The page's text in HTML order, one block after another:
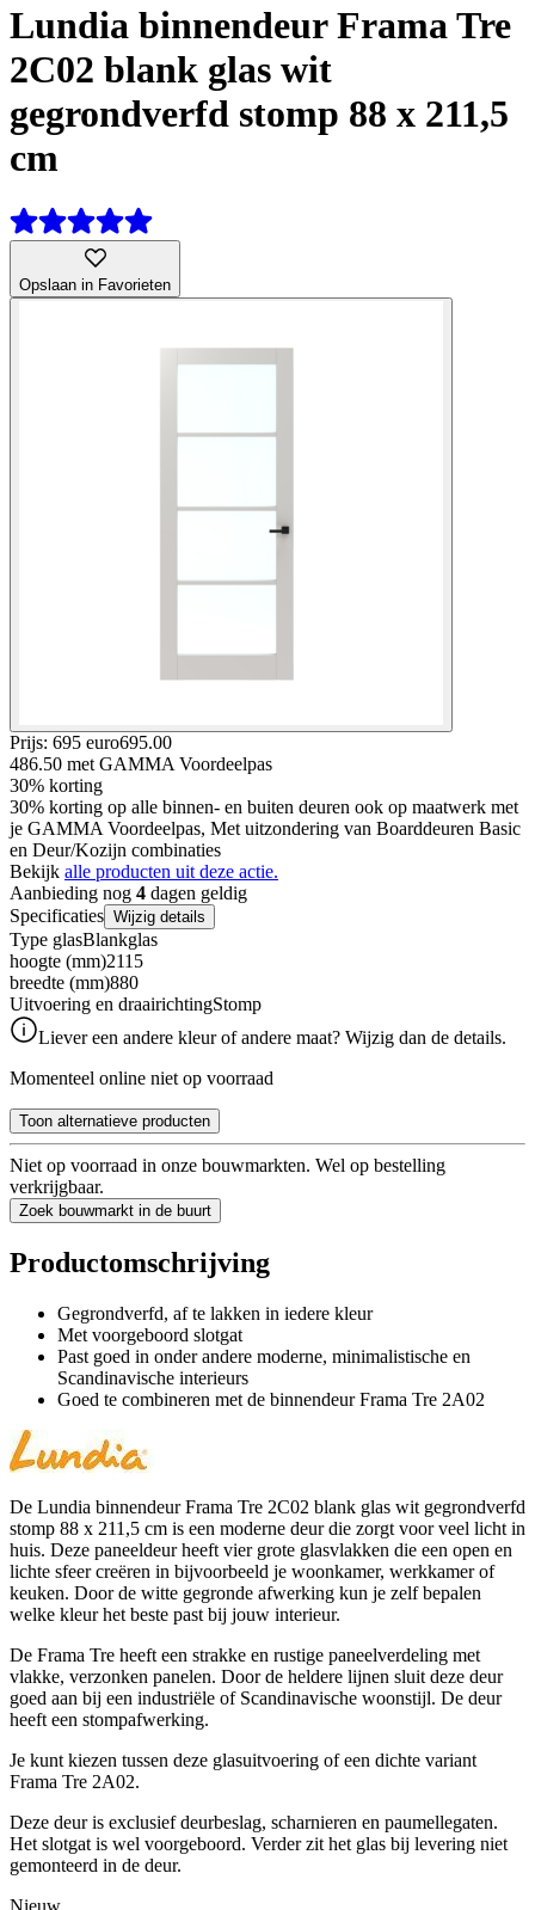
Lundia binnendeur Frama Tre
2C02 blank glas wit
gegrondverfd stomp 88 x 211,5
cm
Opslaan in Favorieten
Prijs: 695 euro695.00
486.50 met GAMMA Voordeelpas
30% korting
30% korting op alle binnen- en buiten deuren ook op maatwerk met
je GAMMA Voordeelpas, Met uitzondering van Boarddeuren Basic
en Deur/Kozijn combinaties
Bekijk alle producten uit deze actie.
Aanbieding nog 4 dagen geldig
Specificaties Wijzig details
Type glasBlankglas
hoogte (mm)2115
breedte (mm)880
Uitvoering en draairichtingStomp
Liever een andere kleur of andere maat? Wijzig dan de details.
Momenteel online niet op voorraad
Toon alternatieve producten
Niet op voorraad in onze bouwmarkten. Wel op bestelling
verkrijgbaar.
Zoek bouwmarkt in de buurt
Productomschrijving
Gegrondverfd, af te lakken in iedere kleur
Met voorgeboord slotgat
Past goed in onder andere moderne, minimalistische en
Scandinavische interieurs
Goed te combineren met de binnendeur Frama Tre 2A02
De Lundia binnendeur Frama Tre 2C02 blank glas wit gegrondverfd
stomp 88 x 211,5 cm is een moderne deur die zorgt voor veel licht in
huis. Deze paneeldeur heeft vier grote glasvlakken die een open en
lichte sfeer creëren in bijvoorbeeld je woonkamer, werkkamer of
keuken. Door de witte gegronde afwerking kun je zelf bepalen
welke kleur het beste past bij jouw interieur.
De Frama Tre heeft een strakke en rustige paneelverdeling met
vlakke, verzonken panelen. Door de heldere lijnen sluit deze deur
goed aan bij een industriële of Scandinavische woonstijl. De deur
heeft een stompafwerking.
Je kunt kiezen tussen deze glasuitvoering of een dichte variant
Frama Tre 2A02.
Deze deur is exclusief deurbeslag, scharnieren en paumellegaten.
Het slotgat is wel voorgeboord. Verder zit het glas bij levering niet
gemonteerd in de deur.
Nieuw